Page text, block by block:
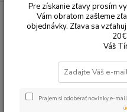
Tonery a náplne do tlačiarní
OfficeJet R40
OfficeJet R40
V tejto kategórii nebol nájdený
Pre získanie zľavy prosím
Vám obratom zašleme
objednávky. Zľava sa
Váš
Prajem si odoberať novinky e-